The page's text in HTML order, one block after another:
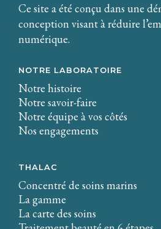
Ce site a été conçu dans une
conception visant à réduire
numérique.
NOTRE LABORATOIRE
Notre histoire
Notre savoir-faire
Notre équipe à vos côtés
Nos engagements
THALAC
Concentré de soins marins
La gamme
La carte des soins